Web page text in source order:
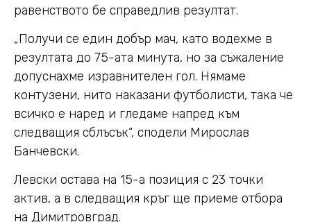
равенството бе справедлив резултат.
„Получи се един добър мач, като водехме в
резултата до 75-ата минута, но за съжаление
допуснахме изравнителен гол. Нямаме
контузени, нито наказани футболисти, така че
всичко е наред и гледаме напред към
следващия сблъсък“, сподели Мирослав
Банчевски.
Левски остава на 15-а позиция с 23 точки
актив, а в следващия кръг ще приеме отбора
на Димитровград.